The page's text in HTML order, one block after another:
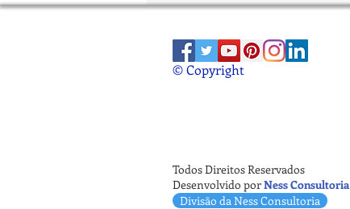
© Copyright
Divisão da Ness Consultoria
Todos Direitos Reservados
Desenvolvido porNess Consultoria